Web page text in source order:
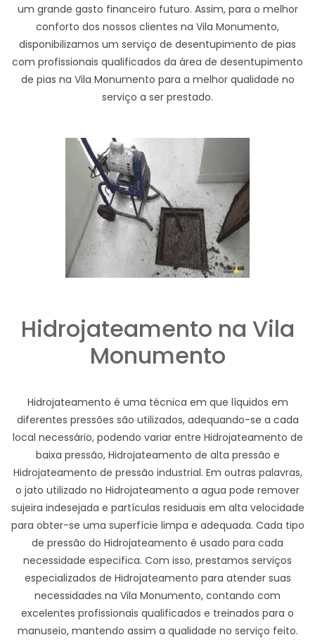
um grande gasto financeiro futuro. Assim, para o melhor
conforto dos nossos clientes na Vila Monumento,
disponibilizamos um serviço de desentupimento de pias
com profissionais qualificados da área de desentupimento
de pias na Vila Monumento para a melhor qualidade no
serviço a ser prestado.
Hidrojateamento na Vila
Monumento
Hidrojateamento é uma técnica em que líquidos em
diferentes pressões são utilizados, adequando-se a cada
local necessário, podendo variar entre Hidrojateamento de
baixa pressão, Hidrojateamento de alta pressão e
Hidrojateamento de pressão industrial. Em outras palavras,
o jato utilizado no Hidrojateamento a agua pode remover
sujeira indesejada e partículas residuais em alta velocidade
para obter-se uma superfície limpa e adequada. Cada tipo
de pressão do Hidrojateamento é usado para cada
necessidade especifica. Com isso, prestamos serviços
especializados de Hidrojateamento para atender suas
necessidades na Vila Monumento, contando com
excelentes profissionais qualificados e treinados para o
manuseio, mantendo assim a qualidade no serviço feito.